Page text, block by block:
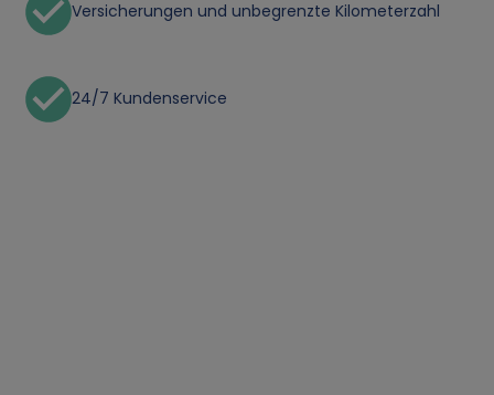
Versicherungen und unbegrenzte Kilometerzahl
24/7 Kundenservice